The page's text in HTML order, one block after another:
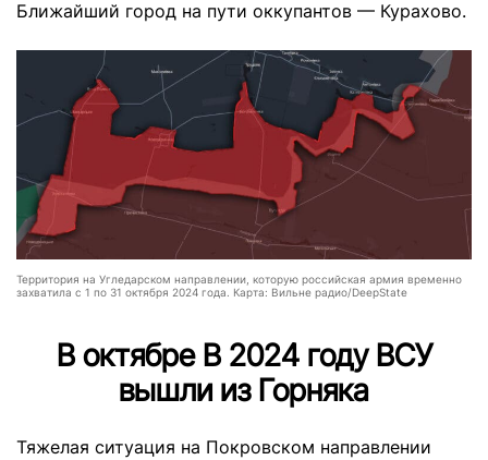
Ближайший город на пути оккупантов — Курахово.
Территория на Угледарском направлении, которую российская армия временно
захватила с 1 по 31 октября 2024 года. Карта: Вильне радио/DeepState
В октябре В 2024 году ВСУ
вышли из Горняка
Тяжелая ситуация на Покровском направлении